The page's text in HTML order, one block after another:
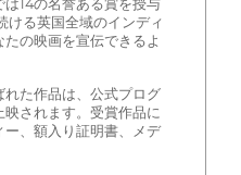
14の名誉ある賞を授与
ける英国全域のインディ
の映画を宣伝できるよ
た作品は、公式プログ
されます。受賞作品に
、額入り証明書、メデ